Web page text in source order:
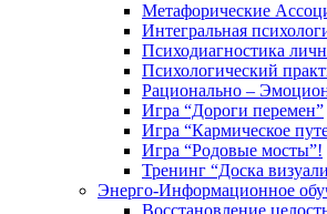
Метафорические
Интегральная
Психодиагностика
Психологический
Рационально –
Игра “Дороги перемен”
Игра “Кармическое
Игра “Родовые мосты”!
Тренинг “Доска
Энерго-Информационное
Восстановление